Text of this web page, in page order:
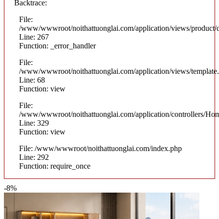
Backtrace:
File:
/www/wwwroot/noithattuonglai.com/application/views/product/
Line: 267
Function: _error_handler
File:
/www/wwwroot/noithattuonglai.com/application/views/
Line: 68
Function: view
File:
/www/wwwroot/noithattuonglai.com/application/controllers/
Line: 329
Function: view
File: /www/wwwroot/noithattuonglai.com/index.php
Line: 292
Function: require_once
-8%